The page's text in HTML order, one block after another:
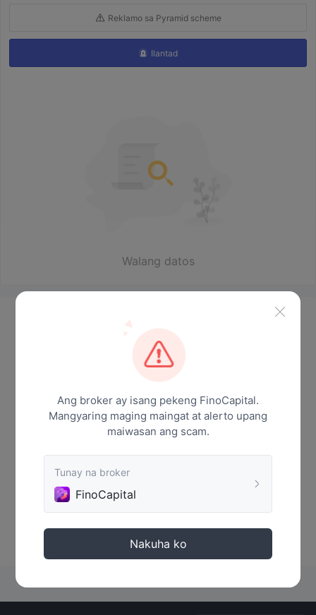
Reklamo sa Pyramid scheme
Ilantad
Walang datos
Walang datos
Ang broker ay isang pekeng FinoCapital.
Mangyaring maging maingat at alerto upang
maiwasan ang scam.
Tunay na broker
FinoCapital
Nakuha ko